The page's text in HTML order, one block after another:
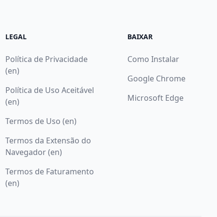
LEGAL
Política de Privacidade
(en)
Política de Uso Aceitável
(en)
Termos de Uso (en)
Termos da Extensão do
Navegador (en)
Termos de Faturamento
(en)
BAIXAR
Como Instalar
Google Chrome
Microsoft Edge